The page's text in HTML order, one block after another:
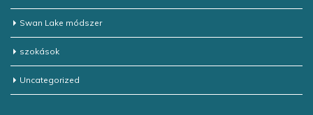
Swan Lake módszer
szokások
Uncategorized